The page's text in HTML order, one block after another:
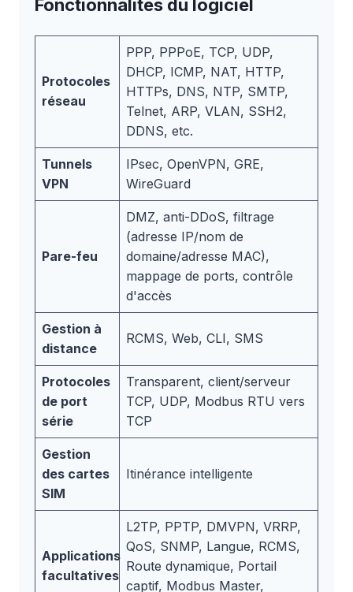
Fonctionnalités du logiciel
Protocoles
réseau
PPP, PPPoE, TCP, UDP,
DHCP, ICMP, NAT, HTTP,
HTTPs, DNS, NTP, SMTP,
Telnet, ARP, VLAN, SSH2,
DDNS, etc.
Tunnels
VPN
IPsec, OpenVPN, GRE,
WireGuard
Pare-feu
DMZ, anti-DDoS, filtrage
(adresse IP/nom de
domaine/adresse MAC),
mappage de ports, contrôle
d'accès
Gestion à
distance
RCMS, Web, CLI, SMS
Protocoles
de port
série
Transparent, client/serveur
TCP, UDP, Modbus RTU vers
TCP
Gestion
des cartes
SIM
Itinérance intelligente
Applications
facultatives
L2TP, PPTP, DMVPN, VRRP,
QoS, SNMP, Langue, RCMS,
Route dynamique, Portail
captif, Modbus Master,